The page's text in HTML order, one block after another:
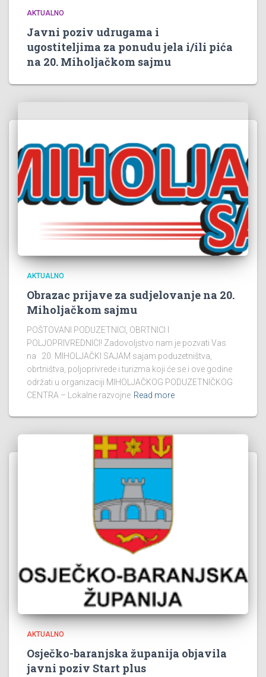
AKTUALNO
Javni poziv udrugama i
ugostiteljima za ponudu jela i/ili pića
na 20. Miholjačkom sajmu
AKTUALNO
Obrazac prijave za sudjelovanje na 20.
Miholjačkom sajmu
POŠTOVANI PODUZETNICI, OBRTNICI I
POLJOPRIVREDNICI! Zadovoljstvo nam je pozvati Vas
na 20. MIHOLJAČKI SAJAM sajam poduzetništva,
obrtništva, poljoprivrede i turizma koji će se i ove godine
održati u organizaciji MIHOLJAČKOG PODUZETNIČKOG
CENTRA – Lokalne razvojne Read more
AKTUALNO
Osječko-baranjska županija objavila
javni poziv Start plus